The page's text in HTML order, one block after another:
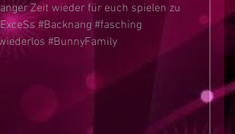
Zeit wieder für euch spielen zu
#Backnang #fasching
#BunnyFamily